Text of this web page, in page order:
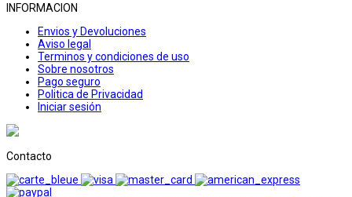
INFORMACION
Envios y Devoluciones
Aviso legal
Terminos y condiciones de uso
Sobre nosotros
Pago seguro
Politica de Privacidad
Iniciar sesión
Contacto